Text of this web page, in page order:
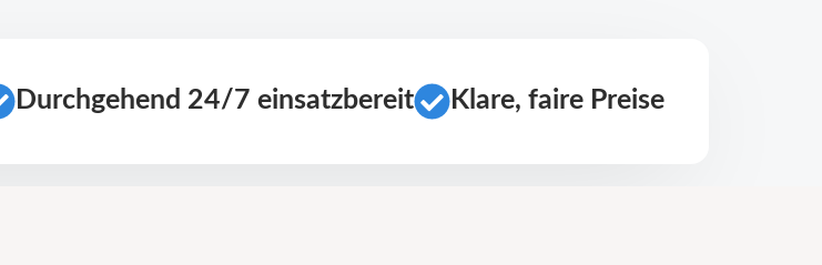
Durchgehend 24/7 einsatzbereit Klare, faire Preise